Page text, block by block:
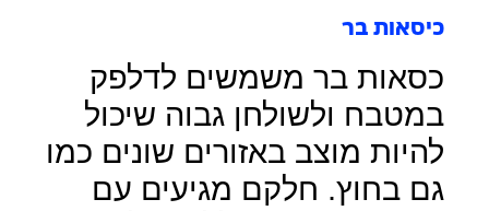
כיסאות בר
כסאות בר משמשים לדלפק
במטבח ולשולחן גבוה שיכול
להיות מוצב באזורים שונים כמו
גם בחוץ. חלקם מגיעים עם